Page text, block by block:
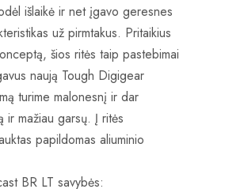
išlaikė ir net įgavo geresnes
už pirmtakus. Pritaikius
šios ritės taip pastebimai
naują Tough Digigear
turime malonesnį ir dar
ir mažiau garsų. Į ritės
papildomas aliuminio
BR LT savybės: